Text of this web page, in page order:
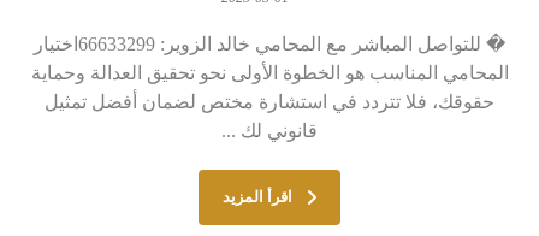
� للتواصل المباشر مع المحامي خالد الزوير: 66633299اختيار
المحامي المناسب هو الخطوة الأولى نحو تحقيق العدالة وحماية
حقوقك، فلا تتردد في استشارة مختص لضمان أفضل تمثيل
قانوني لك ...
اقرأ المزيد